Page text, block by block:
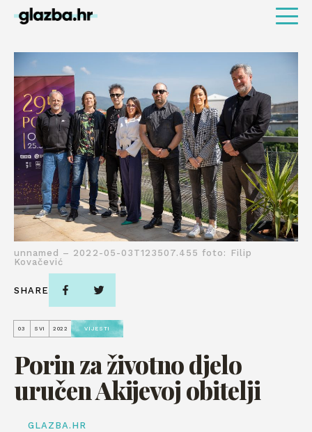
03 SVI 2022 VIJESTI
Porin za životno djelo
uručen Akijevoj obitelji
GLAZBA.HR
unnamed – 2022-05-03T123507.455 foto: Filip
Kovačević
SHARE